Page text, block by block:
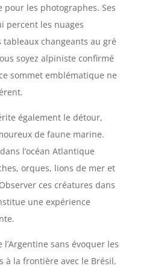
les photographes. Ses
percent les nuages
changeants au gré
soyez alpiniste confirmé
sommet emblématique ne
également le détour,
de faune marine.
l’océan Atlantique
orques, lions de mer et
ces créatures dans
une expérience
sans évoquer les
à la frontière avec le Brésil,